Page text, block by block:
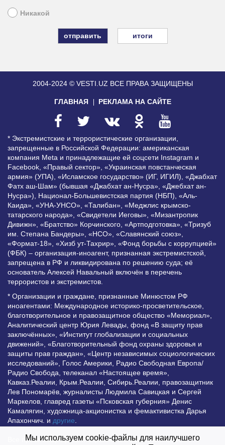
Никакой
итоги
2004-2024 © VESTI.UZ ВСЕ ПРАВА ЗАЩИЩЕНЫ
ГЛАВНАЯ РЕКЛАМА НА САЙТЕ
* Экстремистские и террористические организации,
запрещенные в Российской Федерации: американская
компания Meta и принадлежащие ей соцсети Instagram и
Facebook, «Правый сектор», «Украинская повстанческая
армия» (УПА), «Исламское государство» (ИГ, ИГИЛ), «Джабхат
Фатх аш-Шам» (бывшая «Джабхат ан-Нусра», «Джебхат ан-
Нусра»), Национал-Большевистская партия (НБП), «Аль-
Каида», «УНА-УНСО», «Талибан», «Меджлис крымско-
татарского народа», «Свидетели Иеговы», «Мизантропик
Дивижн», «Братство» Корчинского, «Артподготовка», «Тризуб
им. Степана Бандеры», «НСО», «Славянский союз»,
«Формат-18», «Хизб ут-Тахрир», «Фонд борьбы с коррупцией»
(ФБК) – организация-иноагент, признанная экстремистской,
запрещена в РФ и ликвидирована по решению суда; её
основатель Алексей Навальный включён в перечень
террористов и экстремистов.
* Организации и граждане, признанные Минюстом РФ
иноагентами: Международное историко-просветительское,
благотворительное и правозащитное общество «Мемориал»,
Аналитический центр Юрия Левады, фонд «В защиту прав
заключённых», «Институт глобализации и социальных
движений», «Благотворительный фонд охраны здоровья и
защиты прав граждан», «Центр независимых социологических
исследований», Голос Америки, Радио Свободная Европа/
Радио Свобода, телеканал «Настоящее время»,
Кавказ.Реалии, Крым.Реалии, Сибирь.Реалии, правозащитник
Лев Пономарёв, журналисты Людмила Савицкая и Сергей
Маркелов, главред газеты «Псковская губерния» Денис
Камалягин, художница-акционистка и фемактивистка Дарья
Апахончич. и другие
Все права защищены и охраняются законом. Любое
Мы используем cookie-файлы для наилучшего